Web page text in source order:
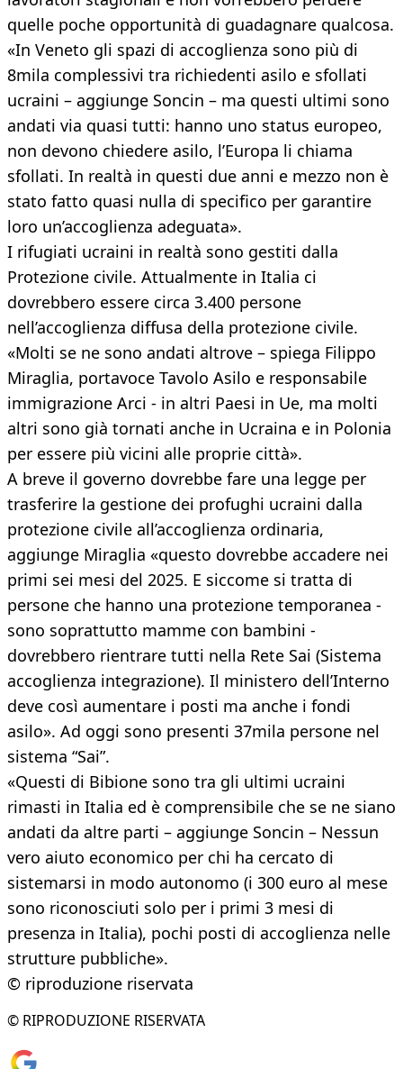
quelle poche opportunità di guadagnare qualcosa.
«In Veneto gli spazi di accoglienza sono più di
8mila complessivi tra richiedenti asilo e sfollati
ucraini – aggiunge Soncin – ma questi ultimi sono
andati via quasi tutti: hanno uno status europeo,
non devono chiedere asilo, l’Europa li chiama
sfollati. In realtà in questi due anni e mezzo non è
stato fatto quasi nulla di specifico per garantire
loro un’accoglienza adeguata».
I rifugiati ucraini in realtà sono gestiti dalla
Protezione civile. Attualmente in Italia ci
dovrebbero essere circa 3.400 persone
nell’accoglienza diffusa della protezione civile.
«Molti se ne sono andati altrove – spiega Filippo
Miraglia, portavoce Tavolo Asilo e responsabile
immigrazione Arci - in altri Paesi in Ue, ma molti
altri sono già tornati anche in Ucraina e in Polonia
per essere più vicini alle proprie città».
A breve il governo dovrebbe fare una legge per
trasferire la gestione dei profughi ucraini dalla
protezione civile all’accoglienza ordinaria,
aggiunge Miraglia «questo dovrebbe accadere nei
primi sei mesi del 2025. E siccome si tratta di
persone che hanno una protezione temporanea -
sono soprattutto mamme con bambini -
dovrebbero rientrare tutti nella Rete Sai (Sistema
accoglienza integrazione). Il ministero dell’Interno
deve così aumentare i posti ma anche i fondi
asilo». Ad oggi sono presenti 37mila persone nel
sistema “Sai”.
«Questi di Bibione sono tra gli ultimi ucraini
rimasti in Italia ed è comprensibile che se ne siano
andati da altre parti – aggiunge Soncin – Nessun
vero aiuto economico per chi ha cercato di
sistemarsi in modo autonomo (i 300 euro al mese
sono riconosciuti solo per i primi 3 mesi di
presenza in Italia), pochi posti di accoglienza nelle
strutture pubbliche».
© riproduzione riservata
© RIPRODUZIONE RISERVATA